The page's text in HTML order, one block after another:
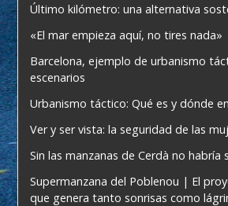
Último kilómetro: una alternativa
«El mar empieza aquí, no tires nada»
Barcelona, ejemplo de urbanismo
escenarios
Urbanismo táctico: Qué es y dónde
Ver y ser vista: la seguridad de las
Sin las manzanas de Cerdà no habría
Supermanzana del Poblenou | El
que genera tanto sonrisas como